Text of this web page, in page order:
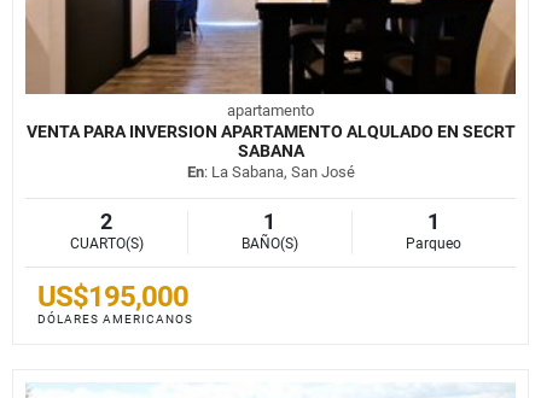
apartamento
VENTA PARA INVERSION APARTAMENTO ALQULADO EN SECRT
SABANA
En: La Sabana, San José
2
CUARTO(S)
1
BAÑO(S)
1
Parqueo
US$195,000
DÓLARES AMERICANOS